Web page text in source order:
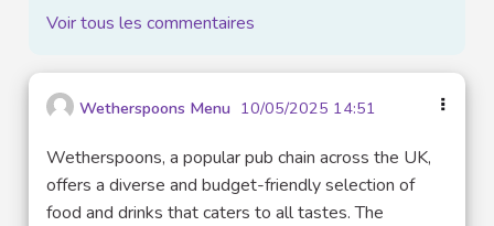
Voir tous les commentaires
Wetherspoons Menu 10/05/2025 14:51
Wetherspoons, a popular pub chain across the UK,
offers a diverse and budget-friendly selection of
food and drinks that caters to all tastes. The